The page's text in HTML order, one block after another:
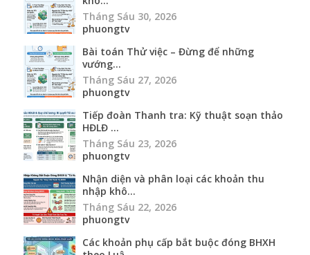
Tháng Sáu 30, 2026
phuongtv
Bài toán Thử việc – Đừng để những
vướng...
Tháng Sáu 27, 2026
phuongtv
Tiếp đoàn Thanh tra: Kỹ thuật soạn thảo
HĐLĐ ...
Tháng Sáu 23, 2026
phuongtv
Nhận diện và phân loại các khoản thu
nhập khô...
Tháng Sáu 22, 2026
phuongtv
Các khoản phụ cấp bắt buộc đóng BHXH